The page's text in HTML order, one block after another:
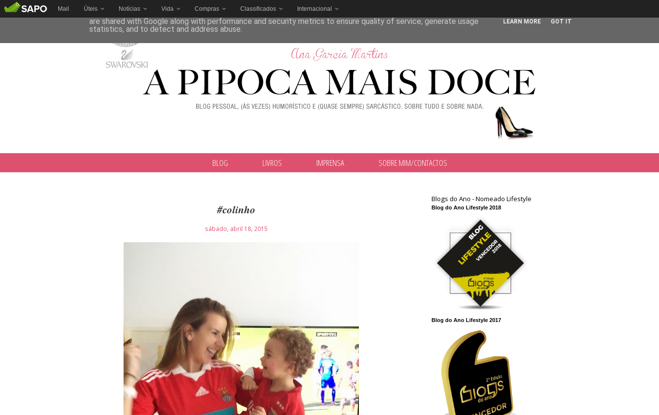
Mail Úteis Notícias Vida Compras Classificados Internacional
BLOG LIVROS IMPRENSA SOBRE MIM/CONTACTOS
#colinho
sábado, abril 18, 2015
Blogs do Ano - Nomeado Lifestyle
Blog do Ano Lifestyle 2018
Blog do Ano Lifestyle 2017
This site uses cookies from Google to deliver its services and to analyze traffic. Your IP address and user-agent
are shared with Google along with performance and security metrics to ensure quality of service, generate usage
statistics, and to detect and address abuse.
LEARN MORE GOT IT